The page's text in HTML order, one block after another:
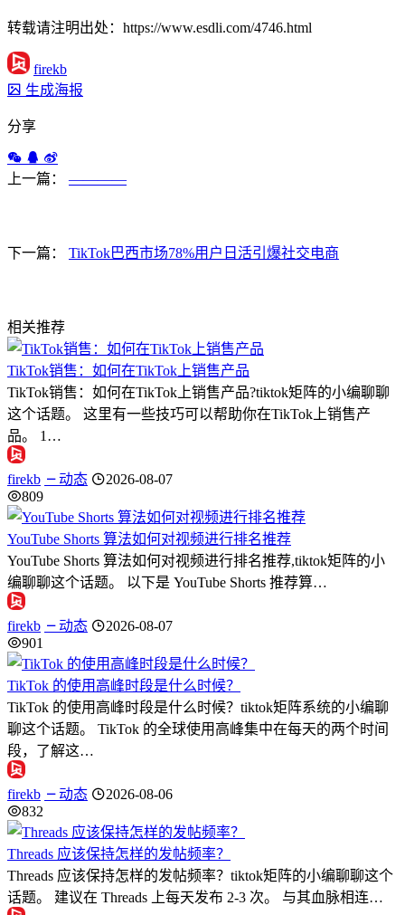
转载请注明出处：https://www.esdli.com/4746.html
firekb
生成海报
分享
上一篇： ————
下一篇： TikTok巴西市场78%用户日活引爆社交电商
相关推荐
TikTok销售：如何在TikTok上销售产品
TikTok销售：如何在TikTok上销售产品?tiktok矩阵的小编聊聊
这个话题。 这里有一些技巧可以帮助你在TikTok上销售产
品。 1…
firekb 动态
2026-08-07
809
YouTube Shorts 算法如何对视频进行排名推荐
YouTube Shorts 算法如何对视频进行排名推荐,tiktok矩阵的小
编聊聊这个话题。 以下是 YouTube Shorts 推荐算…
firekb 动态
2026-08-07
901
TikTok 的使用高峰时段是什么时候？
TikTok 的使用高峰时段是什么时候？tiktok矩阵系统的小编聊
聊这个话题。 TikTok 的全球使用高峰集中在每天的两个时间
段，了解这…
firekb 动态
2026-08-06
832
Threads 应该保持怎样的发帖频率？
Threads 应该保持怎样的发帖频率？tiktok矩阵的小编聊聊这个
话题。 建议在 Threads 上每天发布 2-3 次。 与其血脉相连…